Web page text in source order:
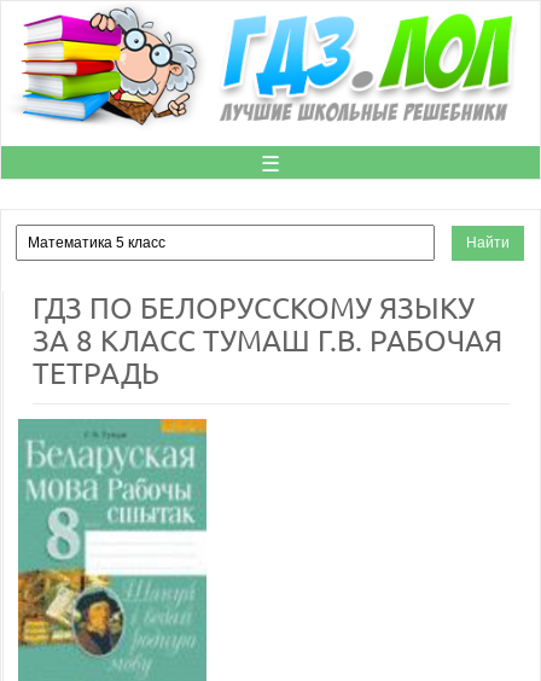
☰
ГДЗ ПО БЕЛОРУССКОМУ ЯЗЫКУ
ЗА 8 КЛАСС ТУМАШ Г.В. РАБОЧАЯ
ТЕТРАДЬ